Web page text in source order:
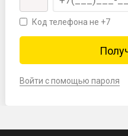
Код телефона не +7
Войти с помощью пароля